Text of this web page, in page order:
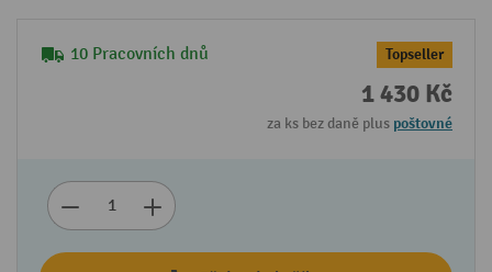
10 Pracovních dnů Topseller
1 430 Kč
za ks bez daně plus poštovné